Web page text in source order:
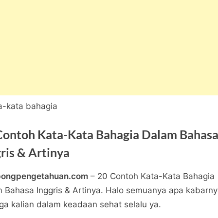
Kata-Kata Bahagia Dalam Bahasa
& Artinya
20
– 20 Contoh Kata-Kata Bahagia
Bahasa Inggris & Artinya. Halo semuanya apa
kalian dalam keadaan sehat selalu ya.